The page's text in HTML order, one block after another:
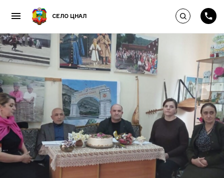
Пропустить и перейти к
СЕЛО ЦНАЛ Выполнить